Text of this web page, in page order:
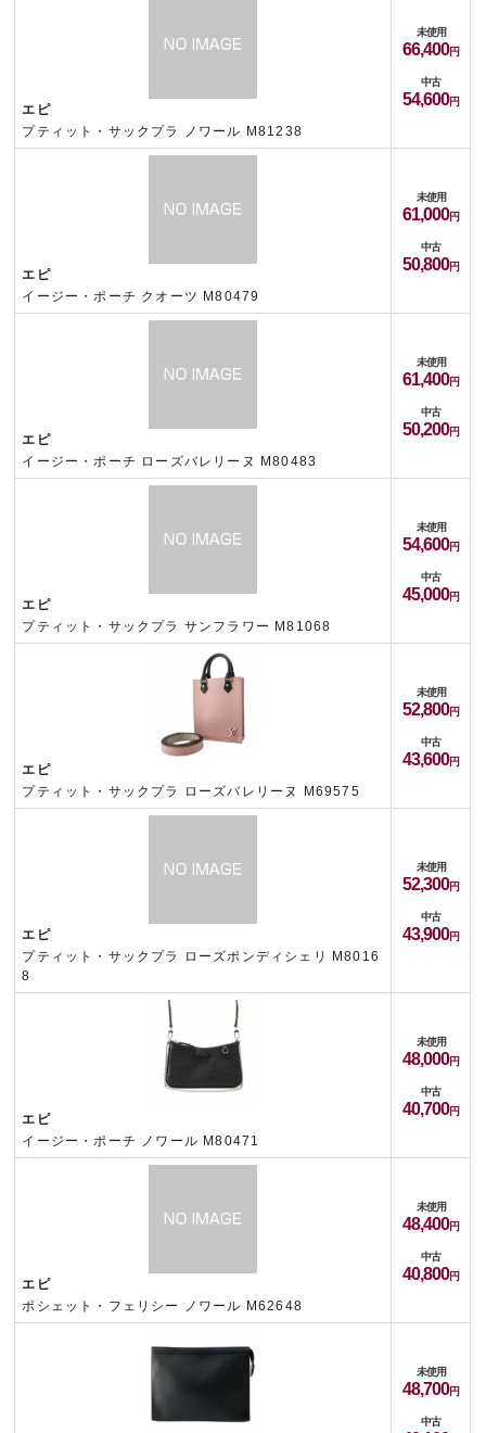
エピ
プティット・サックプラ ノワール M81238
未使用
66,400
中古
54,600
エピ
イージー・ポーチ クオーツ M80479
未使用
61,000
中古
50,800
エピ
イージー・ポーチ ローズバレリーヌ M80483
未使用
61,400
中古
50,200
エピ
プティット・サックプラ サンフラワー M81068
未使用
54,600
中古
45,000
エピ
プティット・サックプラ ローズバレリーヌ M69575
未使用
52,800
中古
43,600
エピ
プティット・サックプラ ローズポンディシェリ M8016
8
未使用
52,300
中古
43,900
エピ
イージー・ポーチ ノワール M80471
未使用
48,000
中古
40,700
エピ
ポシェット・フェリシー ノワール M62648
未使用
48,400
中古
40,800
未使用
48,700
中古